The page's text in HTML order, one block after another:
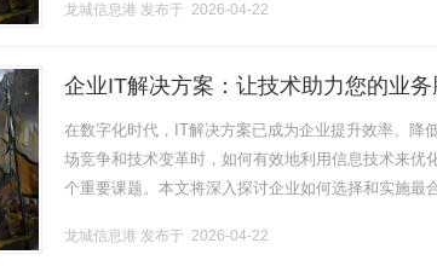
在购买天.........
龙城信息港 发布于 2026-04-22
企业IT解决方案：让技术助力您的业务
在数字化时代，IT解决方案已成为企业提升效率、降
场竞争和技术变革时，如何有效地利用信息技术来优
个重要课题。本文将深入探讨企业如何选择和实施最
的.........
龙城信息港 发布于 2026-04-22